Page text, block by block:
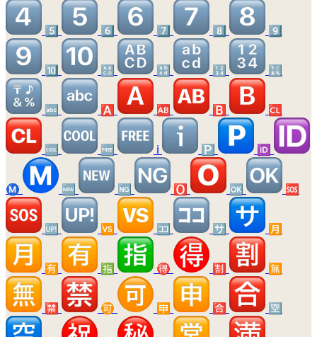
5️⃣ 6️⃣ 7️⃣ 8️⃣ 9️⃣
🔟 🔠 🔡 🔢 🔣
🔤 🅰️ 🆎 🅱️ 🆑
🆒 🆓 ℹ️ 🅿️ 🆔
Ⓜ️ 🆕 🆖 🅾️ 🆗 🆘
🆙 🆚 🈁 🈂️ 🈷️
🈶 🈯 🉐 🈹 🈚
🈲 🉑 🈸 🈴 🈳